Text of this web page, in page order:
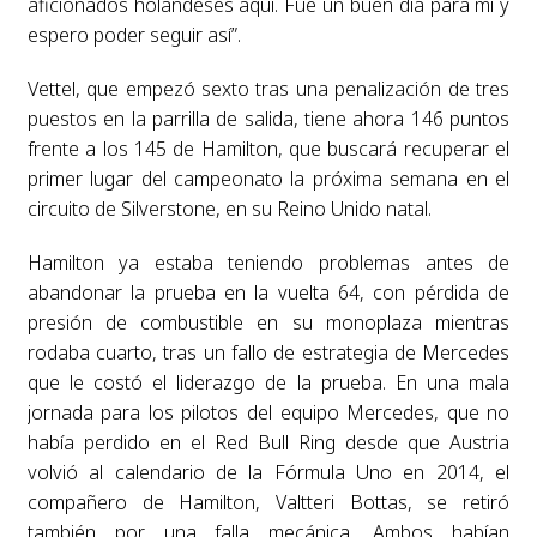
espero poder seguir así”.
Vettel, que empezó sexto tras una penalización de tres
puestos en la parrilla de salida, tiene ahora 146 puntos
frente a los 145 de Hamilton, que buscará recuperar el
primer lugar del campeonato la próxima semana en el
circuito de Silverstone, en su Reino Unido natal.
Hamilton ya estaba teniendo problemas antes de
abandonar la prueba en la vuelta 64, con pérdida de
presión de combustible en su monoplaza mientras
rodaba cuarto, tras un fallo de estrategia de Mercedes
que le costó el liderazgo de la prueba. En una mala
jornada para los pilotos del equipo Mercedes, que no
había perdido en el Red Bull Ring desde que Austria
volvió al calendario de la Fórmula Uno en 2014, el
compañero de Hamilton, Valtteri Bottas, se retiró
también por una falla mecánica. Ambos habían